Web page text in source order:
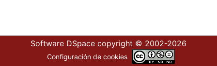
Software DSpace copyright © 2002-2026
Configuración de cookies